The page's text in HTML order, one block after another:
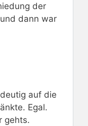
der
dann war
auf die
Egal.
gehts.